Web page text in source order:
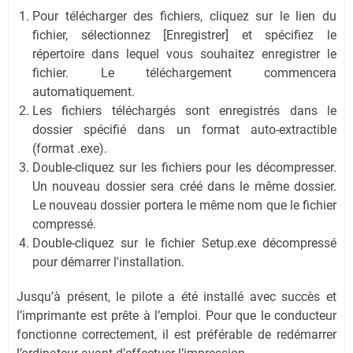
Pour télécharger des fichiers, cliquez sur le lien du
fichier, sélectionnez [Enregistrer] et spécifiez le
répertoire dans lequel vous souhaitez enregistrer le
fichier. Le téléchargement commencera
automatiquement.
Les fichiers téléchargés sont enregistrés dans le
dossier spécifié dans un format auto-extractible
(format .exe).
Double-cliquez sur les fichiers pour les décompresser.
Un nouveau dossier sera créé dans le même dossier.
Le nouveau dossier portera le même nom que le fichier
compressé.
Double-cliquez sur le fichier Setup.exe décompressé
pour démarrer l'installation.
Jusqu’à présent, le pilote a été installé avec succès et
l’imprimante est prête à l’emploi. Pour que le conducteur
fonctionne correctement, il est préférable de redémarrer